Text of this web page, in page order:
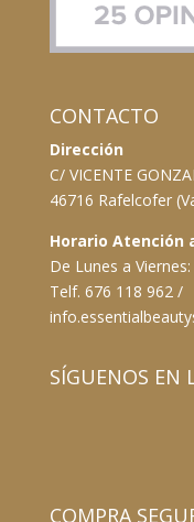
CONTACTO
Dirección
C/ VICENTE
46716 Rafelcofer
Horario Atención
De Lunes a
Telf. 676 118 962 /
SÍGUENOS EN
COMPRA